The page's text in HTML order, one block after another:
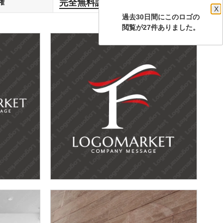
過去30日間にこのロゴの
X
閲覧が27件ありました。